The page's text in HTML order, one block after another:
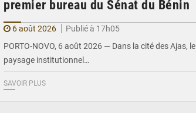
premier bureau du Sénat du Bénin
6 août 2026
Publié à 17h05
PORTO-NOVO, 6 août 2026 — Dans la cité des Ajas, le
paysage institutionnel…
SAVOIR PLUS